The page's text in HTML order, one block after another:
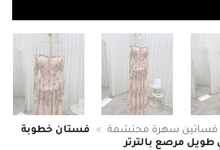
فساتين سهرة محتشمة »
فستان خطوبة
طويل مرصع بالترتر